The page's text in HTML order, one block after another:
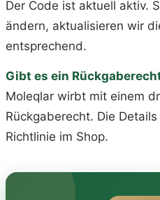
Der Code ist aktuell aktiv.
ändern, aktualisieren wir
entsprechend.
Gibt es ein
Moleqlar wirbt mit einem
Rückgaberecht. Die
Richtlinie im Shop.